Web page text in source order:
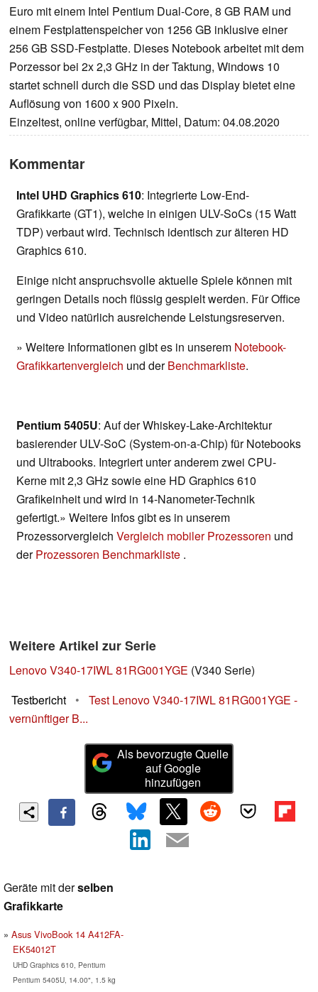
Euro mit einem Intel Pentium Dual-Core, 8 GB RAM und
einem Festplattenspeicher von 1256 GB inklusive einer
256 GB SSD-Festplatte. Dieses Notebook arbeitet mit dem
Porzessor bei 2x 2,3 GHz in der Taktung, Windows 10
startet schnell durch die SSD und das Display bietet eine
Auflösung von 1600 x 900 Pixeln.
Einzeltest, online verfügbar, Mittel, Datum: 04.08.2020
Kommentar
Intel UHD Graphics 610: Integrierte Low-End-
Grafikkarte (GT1), welche in einigen ULV-SoCs (15 Watt
TDP) verbaut wird. Technisch identisch zur älteren HD
Graphics 610.
Einige nicht anspruchsvolle aktuelle Spiele können mit
geringen Details noch flüssig gespielt werden. Für Office
und Video natürlich ausreichende Leistungsreserven.
» Weitere Informationen gibt es in unserem Notebook-
Grafikkartenvergleich und derBenchmarkliste.
Pentium 5405U: Auf der Whiskey-Lake-Architektur
basierender ULV-SoC (System-on-a-Chip) für Notebooks
und Ultrabooks. Integriert unter anderem zwei CPU-
Kerne mit 2,3 GHz sowie eine HD Graphics 610
Grafikeinheit und wird in 14-Nanometer-Technik
gefertigt.» Weitere Infos gibt es in unserem
Prozessorvergleich Vergleich mobiler Prozessoren und
derProzessoren Benchmarkliste .
Weitere Artikel zur Serie
Lenovo V340-17IWL 81RG001YGE (V340 Serie)
Testbericht
•
Test Lenovo V340-17IWL 81RG001YGE -
vernünftiger B...
Als bevorzugte Quelle
auf Google
hinzufügen
Geräte mit derselben
Grafikkarte
Asus VivoBook 14 A412FA-
EK54012T
UHD Graphics 610, Pentium
Pentium 5405U, 14.00", 1.5 kg